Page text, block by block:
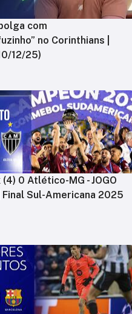
com
no Corinthians |
12/25)
0 Atlético-MG - JOGO
Final Sul-Americana 2025